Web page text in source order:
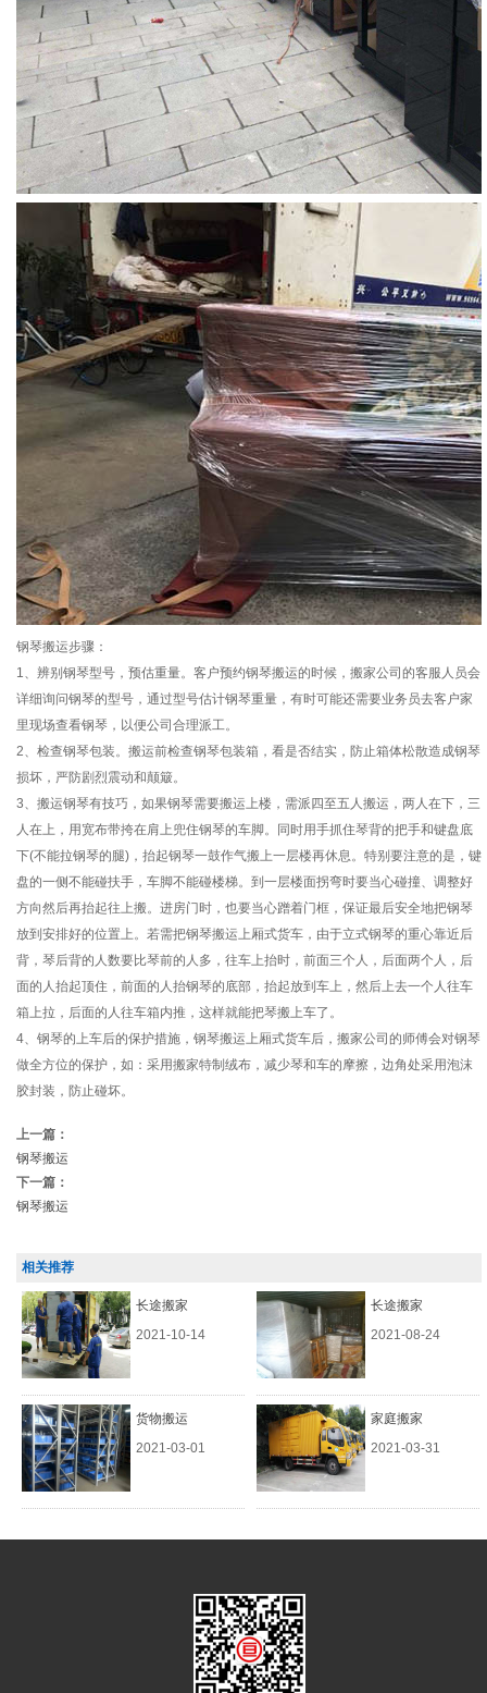
钢琴搬运步骤：
1、辨别钢琴型号，预估重量。客户预约钢琴搬运的时候，搬家公司的客服人员会
详细询问钢琴的型号，通过型号估计钢琴重量，有时可能还需要业务员去客户家
里现场查看钢琴，以便公司合理派工。
2、检查钢琴包装。搬运前检查钢琴包装箱，看是否结实，防止箱体松散造成钢琴
损坏，严防剧烈震动和颠簸。
3、搬运钢琴有技巧，如果钢琴需要搬运上楼，需派四至五人搬运，两人在下，三
人在上，用宽布带挎在肩上兜住钢琴的车脚。同时用手抓住琴背的把手和键盘底
下(不能拉钢琴的腿)，抬起钢琴一鼓作气搬上一层楼再休息。特别要注意的是，键
盘的一侧不能碰扶手，车脚不能碰楼梯。到一层楼面拐弯时要当心碰撞、调整好
方向然后再抬起往上搬。进房门时，也要当心蹭着门框，保证最后安全地把钢琴
放到安排好的位置上。若需把钢琴搬运上厢式货车，由于立式钢琴的重心靠近后
背，琴后背的人数要比琴前的人多，往车上抬时，前面三个人，后面两个人，后
面的人抬起顶住，前面的人抬钢琴的底部，抬起放到车上，然后上去一个人往车
箱上拉，后面的人往车箱内推，这样就能把琴搬上车了。
4、钢琴的上车后的保护措施，钢琴搬运上厢式货车后，搬家公司的师傅会对钢琴
做全方位的保护，如：采用搬家特制绒布，减少琴和车的摩擦，边角处采用泡沫
胶封装，防止碰坏。
上一篇：
钢琴搬运
下一篇：
钢琴搬运
相关推荐
长途搬家
2021-10-14
长途搬家
2021-08-24
货物搬运
2021-03-01
家庭搬家
2021-03-31